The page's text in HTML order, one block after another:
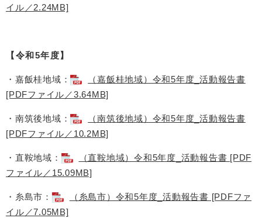
イル／2.24MB]
【令和5年度】
・嘉飯桂地域：
（嘉飯桂地域）令和5年度_活動報告書
[PDFファイル／3.64MB]
・南筑後地域：
（南筑後地域）令和5年度_活動報告書
[PDFファイル／10.2MB]
・直鞍地域：
（直鞍地域）令和5年度_活動報告書 [PDF
ファイル／15.09MB]
・糸島市：
（糸島市）令和5年度_活動報告書 [PDFファ
イル／7.05MB]